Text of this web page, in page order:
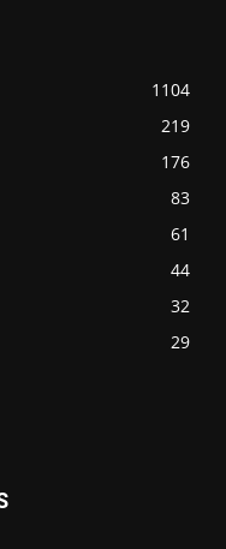
1104
219
176
83
61
44
32
29